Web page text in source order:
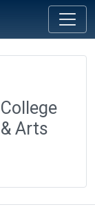
Arts